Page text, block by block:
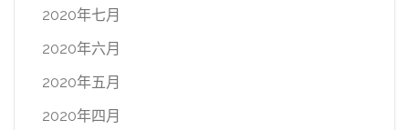
2020年七月
2020年六月
2020年五月
2020年四月